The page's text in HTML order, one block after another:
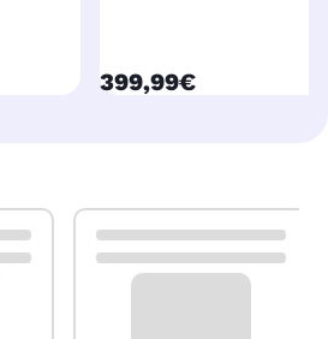
currentPrice
399,99€